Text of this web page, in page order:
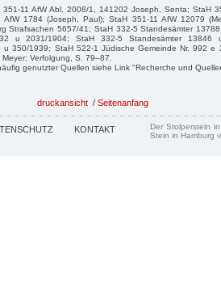
11 AfW Abl. 2008/1, 141202 Joseph, Senta; StaH
AfW 1784 (Joseph, Paul); StaH 351-11 AfW 12079
Strafsachen 5657/41; StaH 332-5 Standesämter
u 2031/1904; StaH 332-5 Standesämter 13846
u 350/1939; StaH 522-1 Jüdische Gemeinde Nr. 992 e
Verfolgung, S. 79–87.
genutzter Quellen siehe Link "Recherche und
druckansicht / Seitenanfang
KONTAKT
Der Stolperstein
Stein in Hamburg